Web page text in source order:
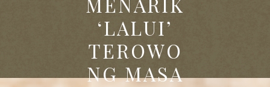
‘LALUI’
TEROWO
NG MASA